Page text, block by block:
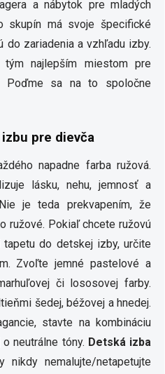
a nábytok pre mladých
skupín má svoje špecifické
do zariadenia a vzhľadu izby.
tým najlepším miestom pre
Poďme sa na to spoločne
pre dievča
napadne farba ružová.
lásku, nehu, jemnosť a
je teda prekvapením, že
ružové. Pokiaľ chcete ružovú
do detskej izby, určite
Zvoľte jemné pastelové a
či lososovej farby.
šedej, béžovej a hnedej.
stavte na kombináciu
neutrálne tóny. Detská izba
nikdy nemalujte/netapetujte